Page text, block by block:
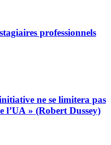
professionnels
ne se limitera pas
l’UA » (Robert Dussey)